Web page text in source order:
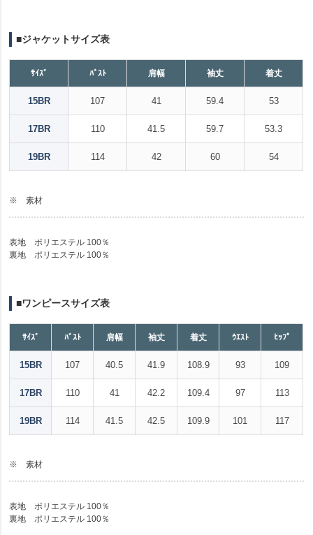
■ジャケットサイズ表
ｻｲｽﾞ ﾊﾞｽﾄ 肩幅 袖丈 着丈
15BR 107 41 59.4 53
17BR 110 41.5 59.7 53.3
19BR 114 42 60 54
※ 素材
表地 ポリエステル 100％
裏地 ポリエステル 100％
■ワンピースサイズ表
ｻｲｽﾞ ﾊﾞｽﾄ 肩幅 袖丈 着丈 ｳｴｽﾄ ﾋｯﾌﾟ
15BR 107 40.5 41.9 108.9 93 109
17BR 110 41 42.2 109.4 97 113
19BR 114 41.5 42.5 109.9 101 117
※ 素材
表地 ポリエステル 100％
裏地 ポリエステル 100％